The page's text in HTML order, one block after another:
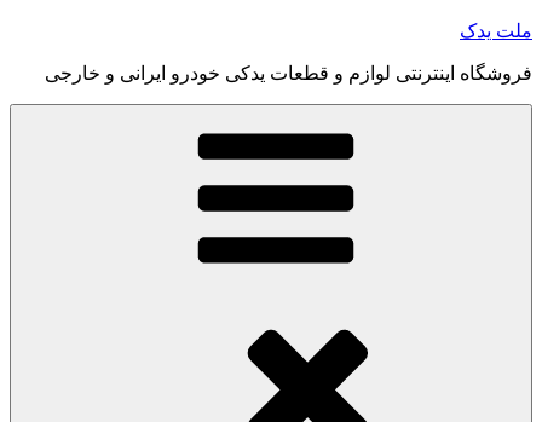
رفتن
محتوا
ملت یدک
فروشگاه اینترنتی لوازم و قطعات یدکی خودرو ایرانی و خارجی